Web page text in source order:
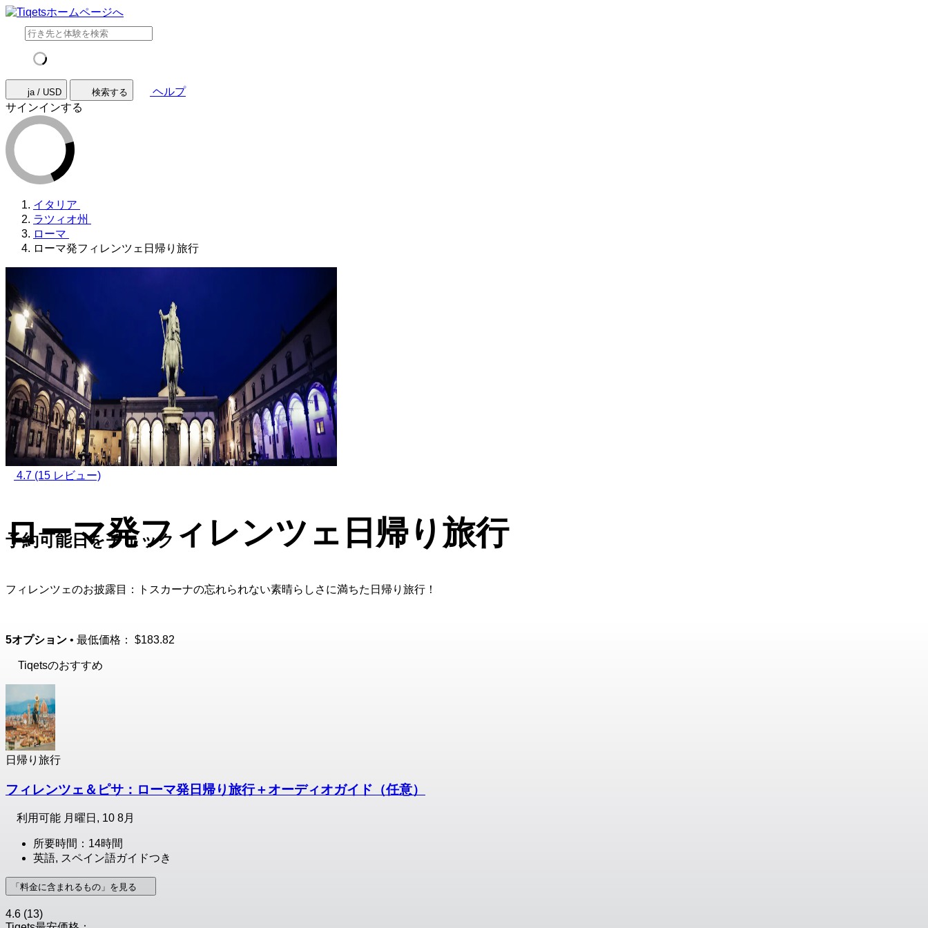
ja / USD 検索する
ヘルプ
サインインする
イタリア
ラツィオ州
ローマ
ローマ発フィレンツェ日帰り旅行
4.7 (15 レビュー)
ローマ発フィレンツェ日帰り旅行
フィレンツェのお披露目：トスカーナの忘れられない素晴らしさに満ちた日帰り旅行！
予約可能日をチェック
5オプション • 最低価格： $183.82
Tiqetsのおすすめ
日帰り旅行
フィレンツェ＆ピサ：ローマ発日帰り旅行＋オーディオガイド（任意）
利用可能 月曜日, 10 8月
所要時間：14時間
英語, スペイン語ガイドつき
「料金に含まれるもの」を見る
4.6 (13)